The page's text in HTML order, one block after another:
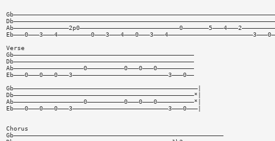
Verse
Gb—————————————————————————————————————————————————
Db—————————————————————————————————————————————————
Ab———————————————————0——————————0———0———0——————————
Eb———0———0———0———3——————————————————————————3———0——
Gb——————————————————————————————————————————————————|
Db—————————————————————————————————————————————————*|
Ab———————————————————0——————————0———0———0——————————*|
Eb———0———0———0———3——————————————————————————3———0———|
Chorus
Gb—————————————————————————————————————————————————————————